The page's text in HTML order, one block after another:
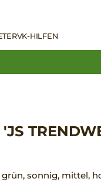
VK-HILFEN
'JS
grün, sonnig, mittel,